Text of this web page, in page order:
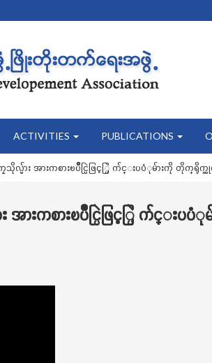
ACTIVITIES PUBLICATIONS
း အားကစားၿပိဳင္ပြဲဖြင့္ပြဲ က်င္းပပံုမ်ားကို တိုက္ရိုက္ထု
ကစားၿပိဳင္ပြဲဖြင့္ပြဲ က်င္းပပံုမ်